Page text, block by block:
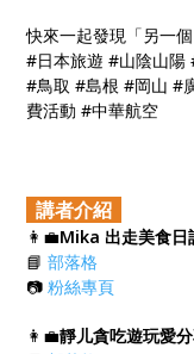
快來一起發現「另一
#日本旅遊 #山陰山陽
#鳥取 #島根 #岡山 #
費活動 #中華航空
講者介紹
👩‍💼Mika 出走美食日
📘部落格
📷粉絲專頁
👩‍💼靜儿貪吃遊玩愛